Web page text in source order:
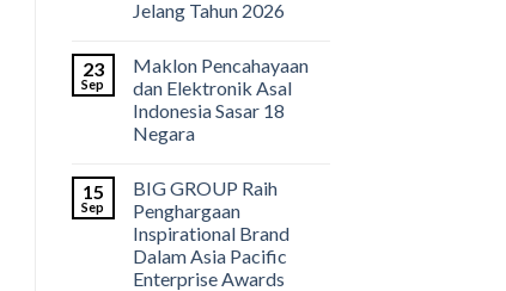
Jelang Tahun 2026
23
Sep
Maklon Pencahayaan
dan Elektronik Asal
Indonesia Sasar 18
Negara
15
Sep
BIG GROUP Raih
Penghargaan
Inspirational Brand
Dalam Asia Pacific
Enterprise Awards